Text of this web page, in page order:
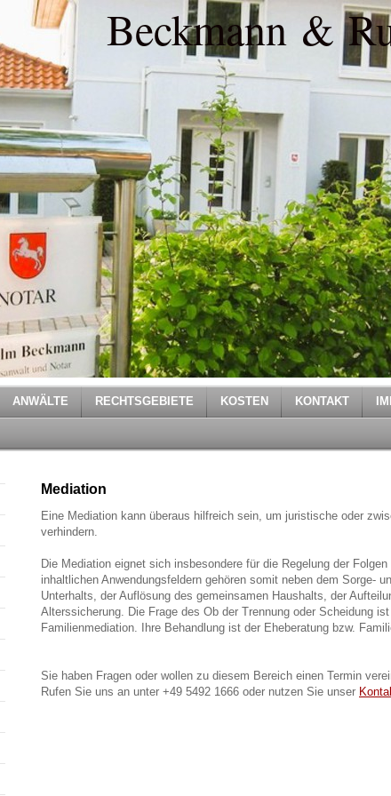
Beckmann &
ANWÄLTE RECHTSGEBIETE KOSTEN KONTAKT
Mediation
Eine Mediation kann überaus hilfreich sein, um juristische oder
verhindern.
Die Mediation eignet sich insbesondere für die Regelung der
inhaltlichen Anwendungsfeldern gehören somit neben dem Sorge-
Unterhalts, der Auflösung des gemeinsamen Haushalts, der
Alterssicherung. Die Frage des Ob der Trennung oder Scheidung
Familienmediation. Ihre Behandlung ist der Eheberatung bzw.
Sie haben Fragen oder wollen zu diesem Bereich einen Termin
Rufen Sie uns an unter +49 5492 1666 oder nutzen Sie unser